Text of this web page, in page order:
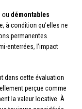
ou démontables
à condition qu’elles ne
permanentes.
enterrées, l’impact
dans cette évaluation
perçue comme
la valeur locative. À